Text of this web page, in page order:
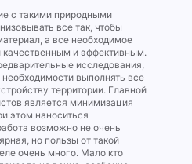
с такими природными
все так, чтобы
а все необходимое
качественным и эффективным.
исследования,
выполнять все
территории. Главной
является минимизация
этом наноситься
возможно не очень
но пользы от такой
очень много. Мало кто